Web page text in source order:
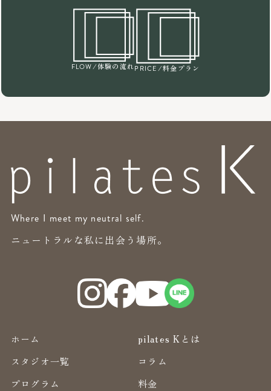
FLOW /体験の流れPRICE /料金プラン
Where I meet my neutral self.
ニュートラルな私に出会う場所。
ホーム
pilates Kとは
スタジオ一覧
コラム
プログラム
料金